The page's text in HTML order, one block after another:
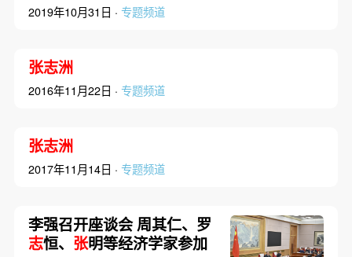
2019年10月31日 · 专题频道
张志洲
2016年11月22日 · 专题频道
张志洲
2017年11月14日 · 专题频道
李强召开座谈会 周其仁、罗
志恒、 张明等经济学家参加